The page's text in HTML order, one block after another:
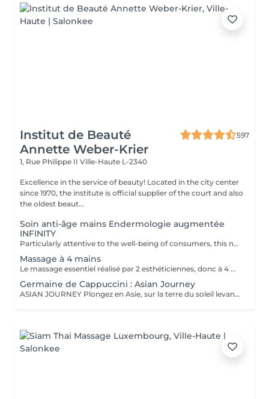
Institut de Beauté
Annette Weber-Krier
597
1, Rue Philippe II Ville-Haute L-2340
Excellence in the service of beauty! Located in the city center
since 1970, the institute is official supplier of the court and also
the oldest beaut...
Soin anti-âge mains Endermologie augmentée
INFINITY
Particularly attentive to the well-being of consumers, this new exclusive LPG® protocol is the alliance of technicality, which is based on the patented technology of the CelluM6 Alliance® device and sensoriality for immediate and lasting effectiveness on the body. And this, thanks to a succession of maneuvers carried out both by the Alliance® treatment head, the application of a mask and by the hands of the practitioner
Massage à 4 mains
Le massage essentiel réalisé par 2 esthéticiennes, donc à 4 mains est un massage du corps complet aux huiles essentielles, qui apporte une profonde relaxation. C'est une technique favorisant la circulation énergétique et qui réactive le métabolisme. C'est un massage où on retrouve le plaisir de donner et de recevoir. En fait c'est un mélange de différentes techniques : californienne, quant au rythme, la fluidité, manoeuvres enveloppantes, et suédoise, travail précis sur les différentes parties du corps.
Germaine de Cappuccini : Asian Journey
ASIAN JOURNEY Plongez en Asie, sur la terre du soleil levant, où chaque détail est conçu pour offrir harmonie et équilibre grâce à des soins exclusifs qui capturent l'esprit zen des anciens rituels japonais, infusés avec l'essence culturelle et cérémonielle du thé. La collection présente un parfum neuro-scientifiquement prouvé qui favorise l'harmonie et l'équilibre entre le corps et l'esprit. Des notes lactées enveloppantes s'associent à des bois crémeux sophistiqués et à des fruits exotiques. ACTIMOOD PROGRAM® : WELLBEINGMATCHA RENEWAL EXFOLIATION POUR LE CORPS Rituel d'exfoliation conçu pour révéler une peau douce et radieuse. Une formule exclusive à effet antioxydant qui enveloppe le corps d'une étreinte nourrissante et transformatrice. La caresse de sa texture gel extraordinaire permet une exfoliation aussi efficace qu'agréable. SERENITY SANCTUARY MASSAGE CORPOREL Inspiré du Shiatsu, une technique millénaire originaire du Japon, ce massage à effet relaxant vise à harmoniser le rythme naturel du corps en travaillant les méridiens énergétiques. La texture douce du lait de massage facilite le traitement, garantissant une glisse douce et agréable, tout en vous plongeant dans une atmosphère de profonde sérénité. ZEN CEREMONY RITUEL Conçu pour harmoniser le corps et l'esprit, ce rituel corporel associe la préparation et le soin de la peau à la philosophie orientale de l'équilibre holistique. Inspiré par le travail des méridiens énergétiques, il favorise un sentiment de bien-être total et profond.